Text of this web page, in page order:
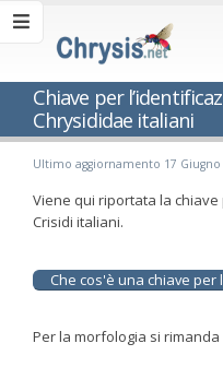
Chiave per
Chrysididae italiani
Ultimo aggiornamento 17 Giugno
Viene qui riportata la
Crisidi italiani.
Che cos'è una chiave
Per la morfologia si rimanda